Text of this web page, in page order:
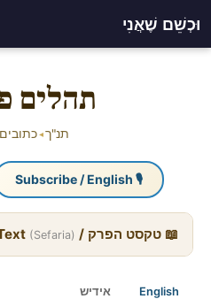
וּכְשֵׁם שֶׁאֲנִי
תהלים
תנ"ך◂כתובים
🎙 Subscribe / English
📖 טקסט הפרק / Chapter Text (Sefaria)
English אידיש